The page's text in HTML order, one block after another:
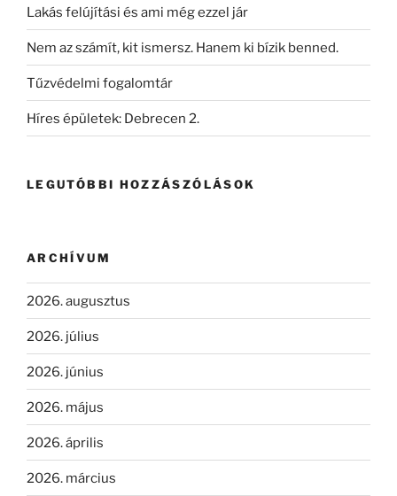
Lakás felújítási és ami még ezzel jár
Nem az számít, kit ismersz. Hanem ki bízik benned.
Tűzvédelmi fogalomtár
Híres épületek: Debrecen 2.
LEGUTÓBBI HOZZÁSZÓLÁSOK
ARCHÍVUM
2026. augusztus
2026. július
2026. június
2026. május
2026. április
2026. március